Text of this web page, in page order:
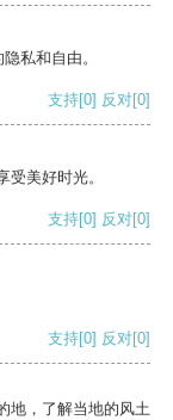
私和自由。
支持[0] 反对[0]
美好时光。
支持[0] 反对[0]
支持[0] 反对[0]
地，了解当地的风土